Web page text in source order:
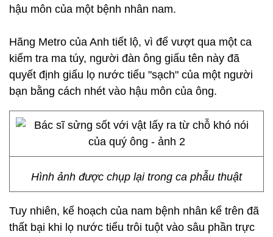
hậu môn của một bệnh nhân nam.
Hãng Metro của Anh tiết lộ, vì để vượt qua một ca
kiểm tra ma túy, người đàn ông giấu tên này đã
quyết định giấu lọ nước tiểu "sạch" của một người
bạn bằng cách nhét vào hậu môn của ông.
Hình ảnh được chụp lại trong ca phẫu thuật
Tuy nhiên, kế hoạch của nam bệnh nhân kể trên đã
thất bại khi lọ nước tiểu trôi tuột vào sâu phần trực